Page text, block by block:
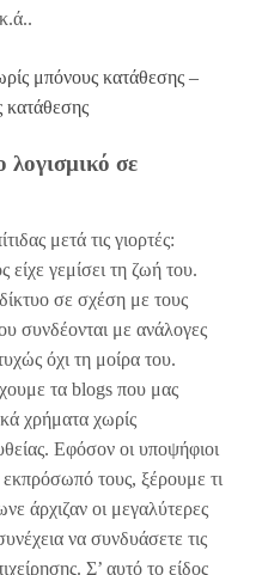
μπόνους κατάθεσης –
κατάθεσης
λογισμικό σε
μετά τις γιορτές:
γεμίσει τη ζωή του.
σε σχέση με τους
συνδέονται με ανάλογες
όχι τη μοίρα του.
τα blogs που μας
χρήματα χωρίς
Εφόσον οι υποψήφιοι
τους, ξέρουμε τι
άρχιζαν οι μεγαλύτερες
να συνδυάσετε τις
Σ’ αυτό το είδος